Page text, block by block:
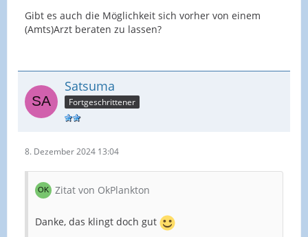
Gibt es auch die Möglichkeit sich vorher von einem
(Amts)Arzt beraten zu lassen?
Satsuma
Fortgeschrittener
8. Dezember 2024 13:04
Zitat von OkPlankton
Danke, das klingt doch gut